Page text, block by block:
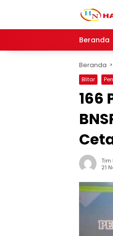
Beranda
Beranda
Blitar
166
Tim
21